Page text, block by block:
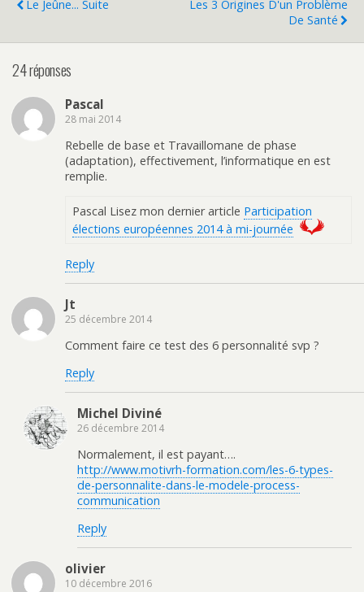
Le Jeûne... Suite
Les 3 Origines D'un Problème
De Santé
24 réponses
Pascal
28 mai 2014
Rebelle de base et Travaillomane de phase
(adaptation), effectivement, l’informatique en est
remplie.
Pascal Lisez mon dernier article Participation
élections européennes 2014 à mi-journée
Reply
Jt
25 décembre 2014
Comment faire ce test des 6 personnalité svp ?
Reply
Michel Diviné
26 décembre 2014
Normalement, il est payant….
http://www.motivrh-formation.com/les-6-types-
de-personnalite-dans-le-modele-process-
communication
Reply
olivier
10 décembre 2016